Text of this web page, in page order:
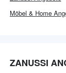
Möbel & Home
ZANUSSI